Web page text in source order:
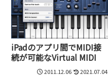
iPadのアプリ間でMIDI接
続が可能なVirtual MIDI
2011.12.06 2021.07.04